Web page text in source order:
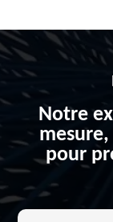
Notre
pour